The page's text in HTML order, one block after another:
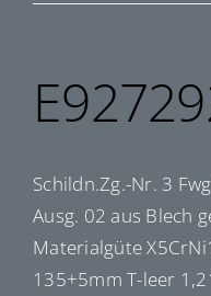
Schildn.Zg.-Nr. 3
Ausg. 02 aus Blech
Materialgüte
135+5mm T-leer